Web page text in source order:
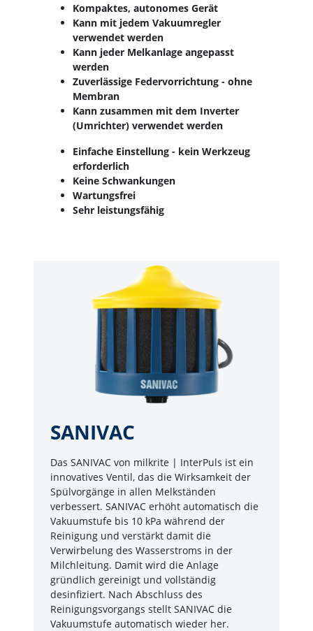
Kompaktes, autonomes Gerät
Kann mit jedem Vakuumregler
verwendet werden
Kann jeder Melkanlage angepasst
werden
Zuverlässige Federvorrichtung - ohne
Membran
Kann zusammen mit dem Inverter
(Umrichter) verwendet werden
Einfache Einstellung - kein Werkzeug
erforderlich
Keine Schwankungen
Wartungsfrei
Sehr leistungsfähig
SANIVAC
Das SANIVAC von milkrite | InterPuls ist ein
innovatives Ventil, das die Wirksamkeit der
Spülvorgänge in allen Melkständen
verbessert. SANIVAC erhöht automatisch die
Vakuumstufe bis 10 kPa während der
Reinigung und verstärkt damit die
Verwirbelung des Wasserstroms in der
Milchleitung. Damit wird die Anlage
gründlich gereinigt und vollständig
desinfiziert. Nach Abschluss des
Reinigungsvorgangs stellt SANIVAC die
Vakuumstufe automatisch wieder her.